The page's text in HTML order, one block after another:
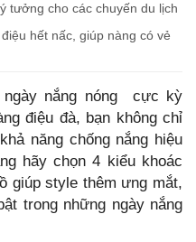
tưởng cho các chuyến du lịch
hết nấc, giúp nàng có vẻ
ngày nắng nóng cực kỳ
điệu đà, bạn không chỉ
năng chống nắng hiệu
hãy chọn 4 kiểu khoác
giúp style thêm ưng mắt,
trong những ngày nắng